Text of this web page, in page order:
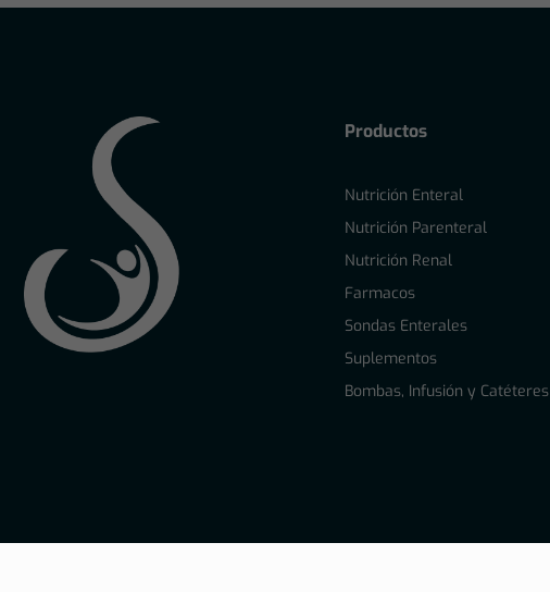
Productos
Nutrición Enteral
Nutrición Parenteral
Nutrición Renal
Farmacos
Sondas Enterales
Suplementos
Bombas, Infusión y Catéteres